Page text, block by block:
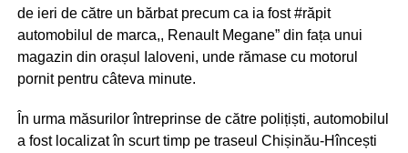
de ieri de către un bărbat precum ca ia fost #răpit
automobilul de marca,, Renault Megane” din fața unui
magazin din orașul Ialoveni, unde rămase cu motorul
pornit pentru câteva minute.
În urma măsurilor întreprinse de către polițiști, automobilul
a fost localizat în scurt timp pe traseul Chișinău-Hîncești